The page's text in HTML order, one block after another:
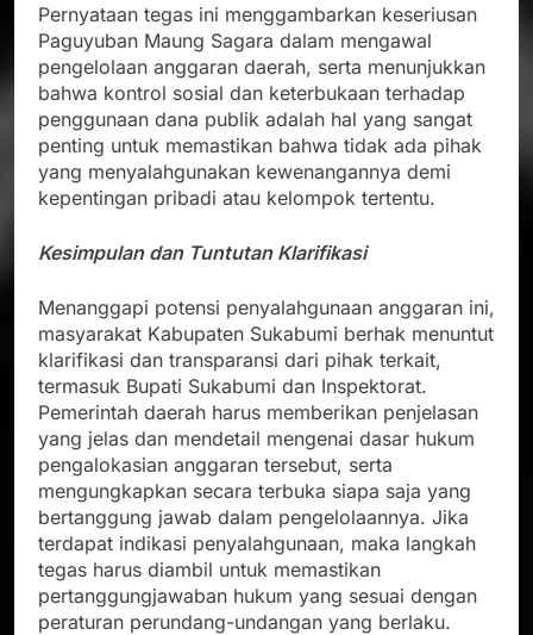
Pernyataan tegas ini menggambarkan keseriusan
Paguyuban Maung Sagara dalam mengawal
pengelolaan anggaran daerah, serta menunjukkan
bahwa kontrol sosial dan keterbukaan terhadap
penggunaan dana publik adalah hal yang sangat
penting untuk memastikan bahwa tidak ada pihak
yang menyalahgunakan kewenangannya demi
kepentingan pribadi atau kelompok tertentu.
Kesimpulan dan Tuntutan Klarifikasi
Menanggapi potensi penyalahgunaan anggaran ini,
masyarakat Kabupaten Sukabumi berhak menuntut
klarifikasi dan transparansi dari pihak terkait,
termasuk Bupati Sukabumi dan Inspektorat.
Pemerintah daerah harus memberikan penjelasan
yang jelas dan mendetail mengenai dasar hukum
pengalokasian anggaran tersebut, serta
mengungkapkan secara terbuka siapa saja yang
bertanggung jawab dalam pengelolaannya. Jika
terdapat indikasi penyalahgunaan, maka langkah
tegas harus diambil untuk memastikan
pertanggungjawaban hukum yang sesuai dengan
peraturan perundang-undangan yang berlaku.